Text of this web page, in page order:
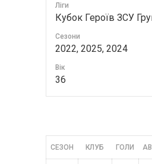
Ліги
Кубок Героїв ЗСУ
Сезони
2022, 2025, 2024
Вік
36
СЕЗОН КЛУБ ГОЛИ